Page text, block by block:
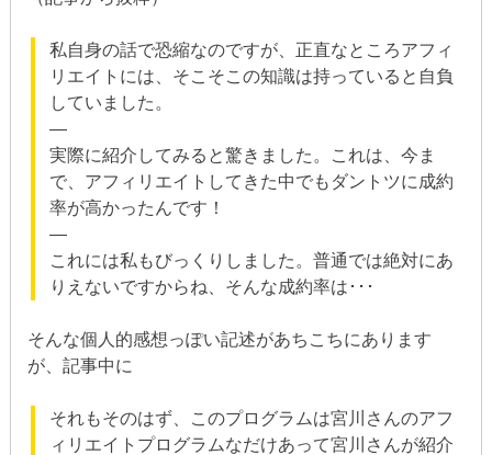
私自身の話で恐縮なのですが、正直なところアフィ
リエイトには、そこそこの知識は持っていると自負
していました。
—
実際に紹介してみると驚きました。これは、今ま
で、アフィリエイトしてきた中でもダントツに成約
率が高かったんです！
—
これには私もびっくりしました。普通では絶対にあ
りえないですからね、そんな成約率は･･･
そんな個人的感想っぽい記述があちこちにあります
が、記事中に
それもそのはず、このプログラムは宮川さんのアフ
ィリエイトプログラムなだけあって宮川さんが紹介